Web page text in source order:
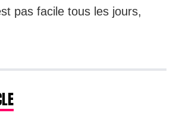
pas facile tous les jours,